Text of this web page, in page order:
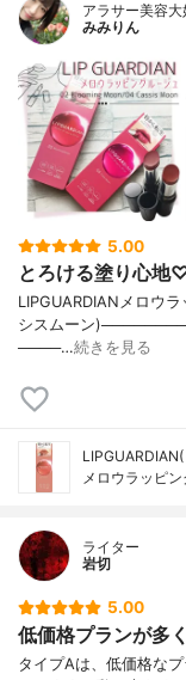
アラサー美容大
みみりん
5.00
とろける塗り心地
LIPGUARDIANメロウ
シスムーン
────…続きを見る
メロウラッピ
ライター
岩切
5.00
低価格プランが多
タイプAは、低価格な